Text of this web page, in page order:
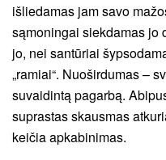
išliedamas jam savo
sąmoningai siekdamas jo
jo, nei santūriai
„ramiai“. Nuoširdumas –
suvaidintą pagarbą.
suprastas skausmas
keičia apkabinimas.